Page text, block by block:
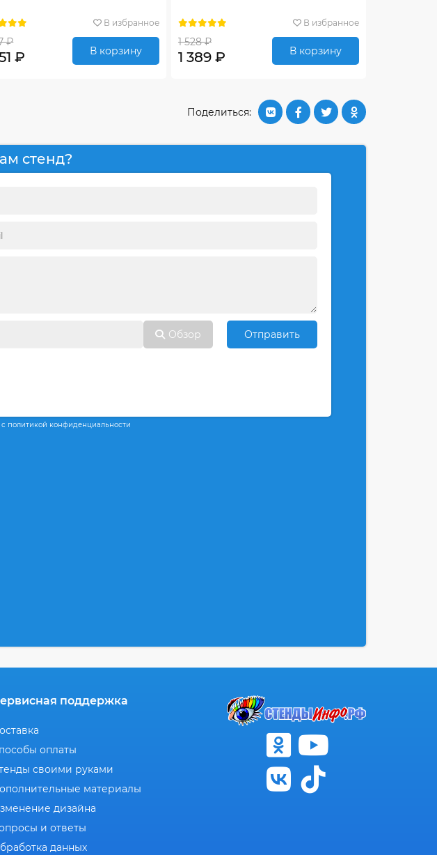
В избранное
₽
₽ В корзину
В избранное
1 528 ₽
1 389 ₽ В корзину
Поделиться:
стенд?
Обзор Отправить
политикой конфиденциальности
поддержка
оплаты
своими руками
материалы
дизайна
и ответы
данных